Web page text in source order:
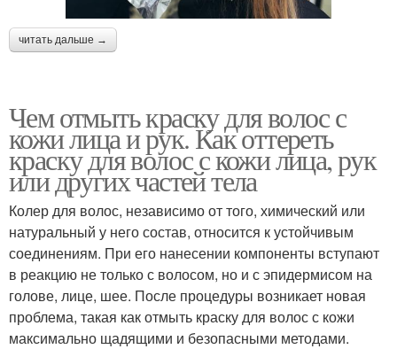
читать дальше →
Чем отмыть краску для волос с
кожи лица и рук. Как оттереть
краску для волос с кожи лица, рук
или других частей тела
Колер для волос, независимо от того, химический или
натуральный у него состав, относится к устойчивым
соединениям. При его нанесении компоненты вступают
в реакцию не только с волосом, но и с эпидермисом на
голове, лице, шее. После процедуры возникает новая
проблема, такая как отмыть краску для волос с кожи
максимально щадящими и безопасными методами.